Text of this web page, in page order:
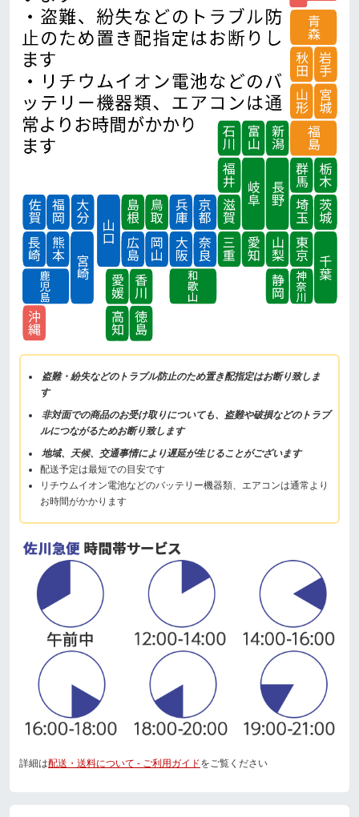
盗難・紛失などのトラブル防止のため置き配指定はお断り致しま
す
非対面での商品のお受け取りについても、盗難や破損などのトラブ
ルにつながるためお断り致します
地域、天候、交通事情により遅延が生じることがございます
配送予定は最短での目安です
リチウムイオン電池などのバッテリー機器類、エアコンは通常より
お時間がかかります
詳細は配送・送料について - ご利用ガイドをご覧ください